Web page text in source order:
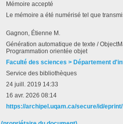
Mémoire accepté
Le mémoire a été numérisé tel que
Gagnon, Étienne M.
Génération automatique de texte /
Programmation orientée objet
Faculté des sciences > Département
Service des bibliothèques
24 juill. 2019 14:33
16 avr. 2026 08:14
https://archipel.uqam.ca/secure/id/